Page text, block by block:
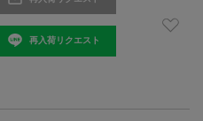
再入荷リクエスト